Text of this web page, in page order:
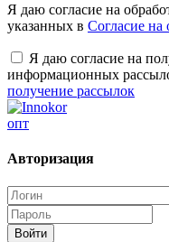
Я даю согласие на
указанных в Согласие на
Я даю согласие на
информационных
получение рассылок
опт
Авторизация